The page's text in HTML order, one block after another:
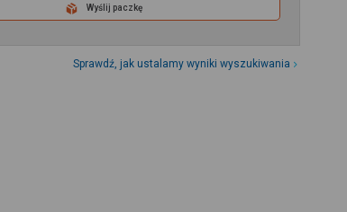
Wyślij paczkę
Sprawdź, jak ustalamy wyniki wyszukiwania